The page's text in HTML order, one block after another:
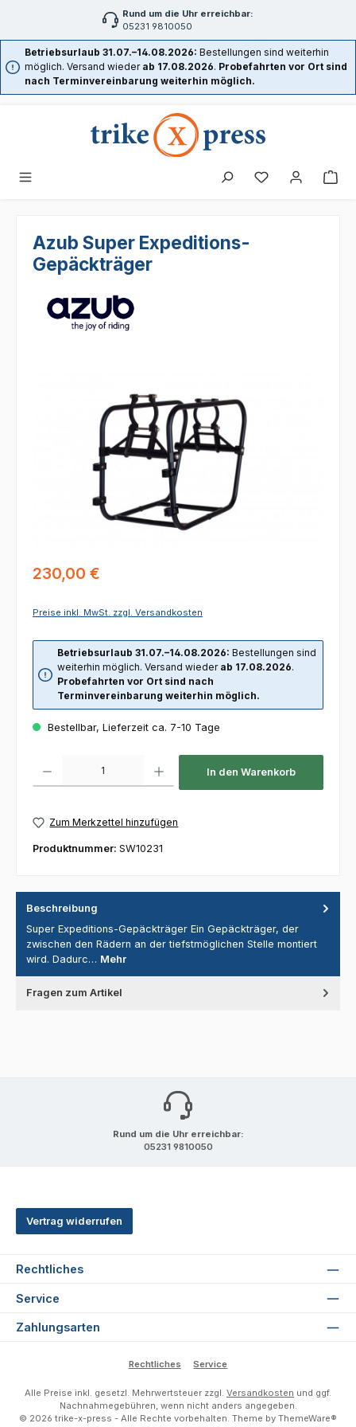
Zum Hauptinhalt springenRund um die Uhr erreichbar:
05231 9810050
Betriebsurlaub 31.07.–14.08.2026: Bestellungen sind weiterhin
möglich. Versand wieder ab 17.08.2026. Probefahrten vor Ort sind
nach Terminvereinbarung weiterhin möglich.
Azub Super Expeditions-
Gepäckträger
Regulärer Preis:
230,00 €
Preise inkl. MwSt. zzgl. Versandkosten
Betriebsurlaub 31.07.–14.08.2026: Bestellungen sind
weiterhin möglich. Versand wieder ab 17.08.2026.
Probefahrten vor Ort sind nach
Terminvereinbarung weiterhin möglich.
Bestellbar, Lieferzeit ca. 7-10 Tage
In den Warenkorb
Zum Merkzettel hinzufügen
Produktnummer: SW10231
Beschreibung
Super Expeditions-Gepäckträger Ein Gepäckträger, der
zwischen den Rädern an der tiefstmöglichen Stelle montiert
wird. Dadurc… Mehr
Fragen zum Artikel
Rund um die Uhr erreichbar:
05231 9810050
Vertrag widerrufen
Rechtliches
Service
Zahlungsarten
Rechtliches Service
Alle Preise inkl. gesetzl. Mehrwertsteuer zzgl. Versandkosten und ggf.
Nachnahmegebühren, wenn nicht anders angegeben.
© 2026 trike-x-press - Alle Rechte vorbehalten. Theme by ThemeWare®